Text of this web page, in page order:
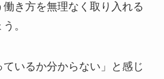
き方を無理なく取り入れる
。
ているか分からない」と感じ